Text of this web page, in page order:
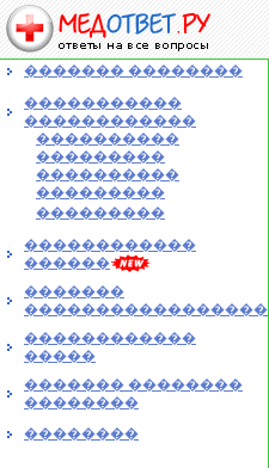
������� ��������
�����������
������������
����������
���������
����������
���������
���������
������������
������
�������
�����������������
������������
�����
������� ��������
��������
��������